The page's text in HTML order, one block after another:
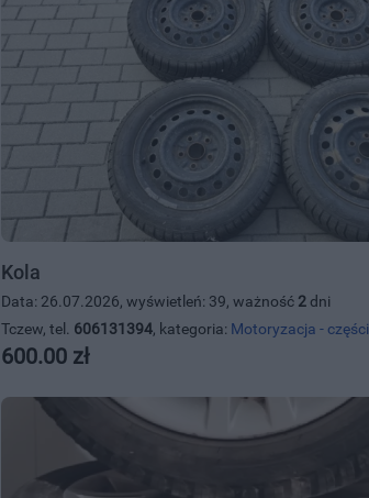
Kola
Data: 26.07.2026, wyświetleń: 39, ważność 2dni
Tczew, tel. 606131394, kategoria: Motoryzacja - części
600.00 zł